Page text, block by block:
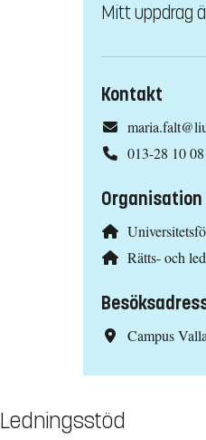
Mitt uppdrag
Kontakt
013-28 10 08
Organisation
Rätts- och
Campus
Ledningsstöd